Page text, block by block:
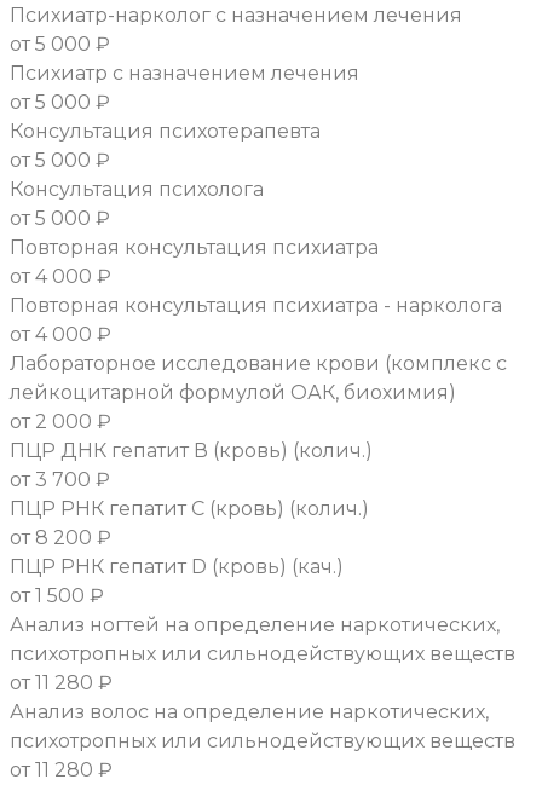
Психиатр-нарколог с назначением лечения
от 5 000 ₽
Психиатр с назначением лечения
от 5 000 ₽
Консультация психотерапевта
от 5 000 ₽
Консультация психолога
от 5 000 ₽
Повторная консультация психиатра
от 4 000 ₽
Повторная консультация психиатра - нарколога
от 4 000 ₽
Лабораторное исследование крови (комплекс с
лейкоцитарной формулой ОАК, биохимия)
от 2 000 ₽
ПЦР ДНК гепатит В (кровь) (колич.)
от 3 700 ₽
ПЦР РНК гепатит С (кровь) (колич.)
от 8 200 ₽
ПЦР РНК гепатит D (кровь) (кач.)
от 1 500 ₽
Анализ ногтей на определение наркотических,
психотропных или сильнодействующих веществ
от 11 280 ₽
Анализ волос на определение наркотических,
психотропных или сильнодействующих веществ
от 11 280 ₽